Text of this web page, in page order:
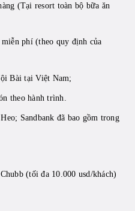
(Tại resort toàn bộ bữa ăn
phí (theo quy định của
Bài tại Việt Nam;
theo hành trình.
Sandbank đã bao gồm trong
(tối đa 10.000 usd/khách)